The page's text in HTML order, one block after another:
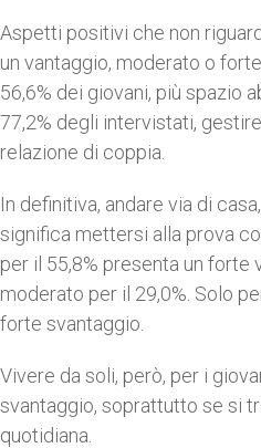
Aspetti positivi che non
un vantaggio, moderato o
56,6% dei giovani, più spazio
77,2% degli intervistati,
relazione di coppia.
In definitiva, andare via di
significa mettersi alla prova
per il 55,8% presenta un forte
moderato per il 29,0%. Solo
forte svantaggio.
Vivere da soli, però, per i
svantaggio, soprattutto se si
quotidiana.